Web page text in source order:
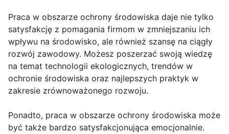
Praca w obszarze ochrony środowiska daje nie tylko
satysfakcję z pomagania firmom w zmniejszaniu ich
wpływu na środowisko, ale również szansę na ciągły
rozwój zawodowy. Możesz poszerzać swoją wiedzę
na temat technologii ekologicznych, trendów w
ochronie środowiska oraz najlepszych praktyk w
zakresie zrównoważonego rozwoju.
Ponadto, praca w obszarze ochrony środowiska może
być także bardzo satysfakcjonująca emocjonalnie.